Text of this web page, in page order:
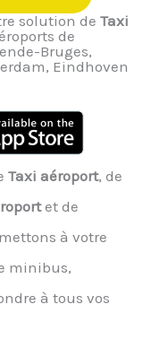
solution de Taxi
de
Bruges,
Eindhoven
Taxi aéroport, de
et de
à votre
minibus,
à tous vos